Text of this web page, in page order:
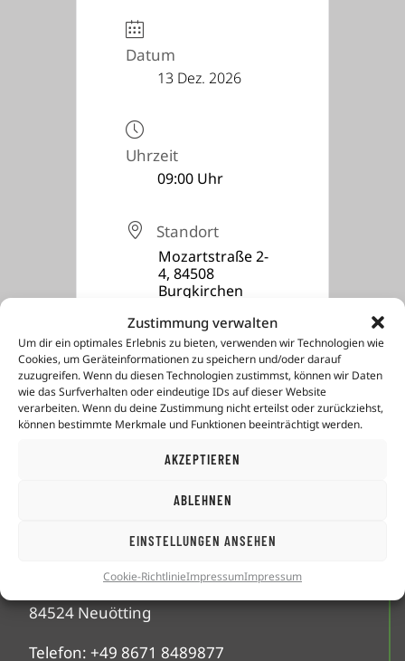
Zustimmung verwalten
Um dir ein optimales Erlebnis zu bieten, verwenden wir Technologien wie
Cookies, um Geräteinformationen zu speichern und/oder darauf
zuzugreifen. Wenn du diesen Technologien zustimmst, können wir Daten
wie das Surfverhalten oder eindeutige IDs auf dieser Website
verarbeiten. Wenn du deine Zustimmung nicht erteilst oder zurückziehst,
können bestimmte Merkmale und Funktionen beeinträchtigt werden.
AKZEPTIEREN
ABLEHNEN
EINSTELLUNGEN ANSEHEN
Cookie-RichtlinieImpressumImpressum
Datum
13 Dez. 2026
Uhrzeit
09:00 Uhr
Standort
Mozartstraße 2-
4, 84508
Burgkirchen
Altöttinger Straße 30
84524 Neuötting
Telefon: +49 8671 8489877